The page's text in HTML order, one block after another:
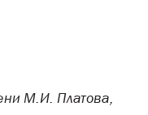
М.И. Платова,